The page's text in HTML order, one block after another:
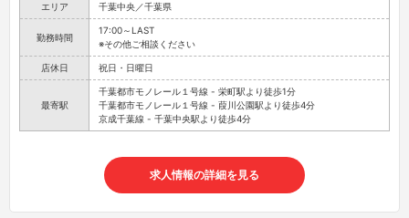
エリア 千葉中央／千葉県
勤務時間
17:00～LAST
※その他ご相談ください
店休日 祝日・日曜日
最寄駅
千葉都市モノレール１号線 - 栄町駅より徒歩1分
千葉都市モノレール１号線 - 葭川公園駅より徒歩4分
京成千葉線 - 千葉中央駅より徒歩4分
求人情報の詳細を見る